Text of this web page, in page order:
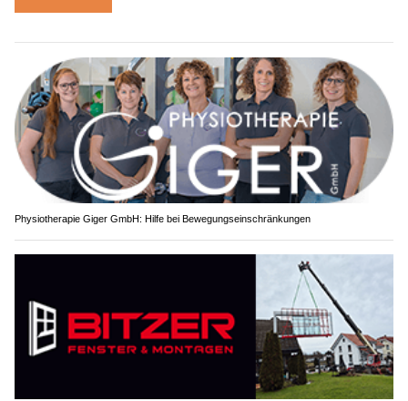
Physiotherapie Giger GmbH: Hilfe bei Bewegungseinschränkungen